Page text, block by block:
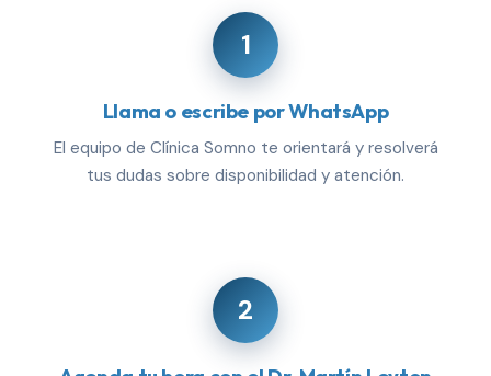
1
Llama o escribe por WhatsApp
El equipo de Clínica Somno te orientará y resolverá
tus dudas sobre disponibilidad y atención.
2